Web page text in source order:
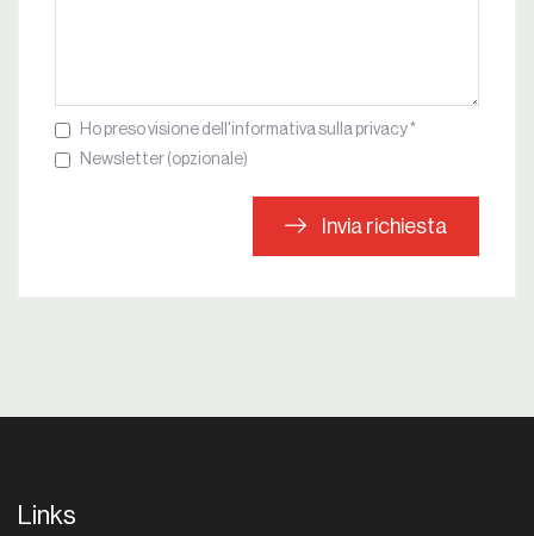
Ho preso visione dell'informativa sulla privacy *
Newsletter (opzionale)
Invia richiesta
Links